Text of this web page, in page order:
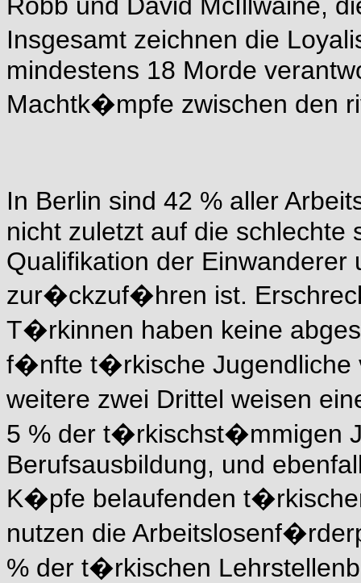
Insgesamt zeichnen die
mindestens 18 Morde
Machtk�mpfe zwischen den
In Berlin sind 42 % aller
nicht zuletzt auf die schlechte
Qualifikation der Einwanderer
zur�ckzuf�hren ist.
T�rkinnen haben keine
f�nfte t�rkische
weitere zwei Drittel weisen
5 % der t�rkischst�mmigen
Berufsausbildung, und
K�pfe belaufenden
nutzen die
% der t�rkischen